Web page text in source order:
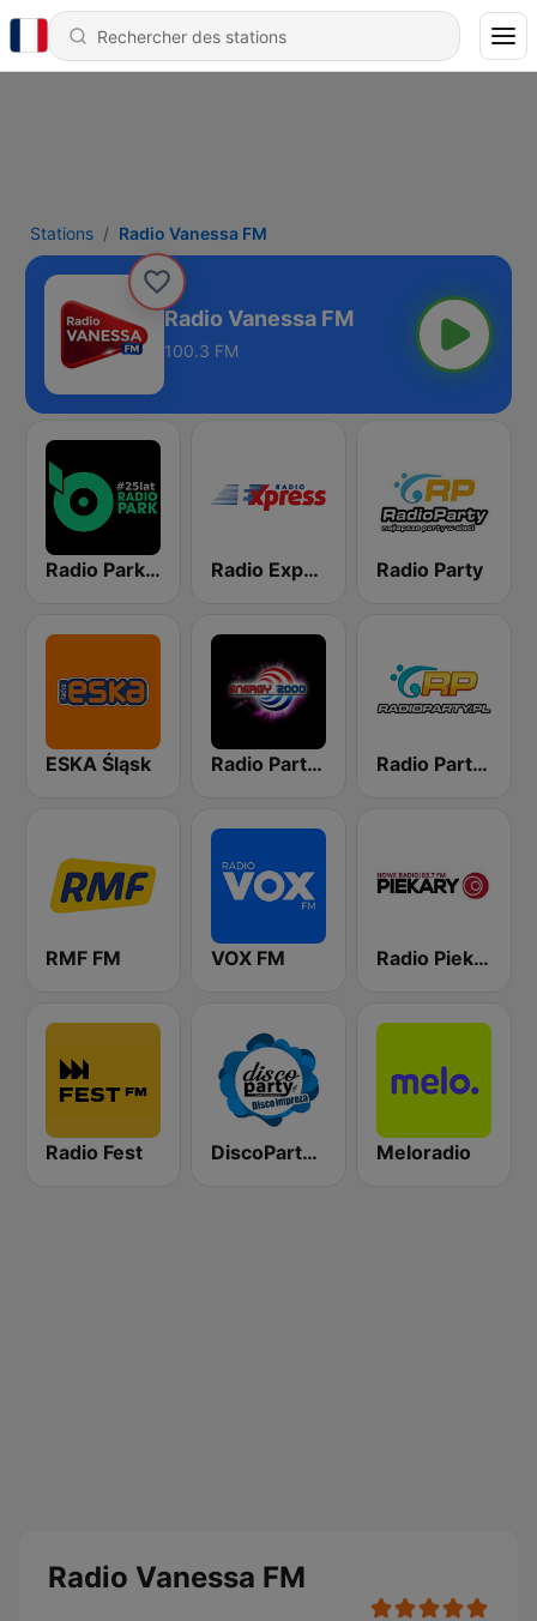
Stations Radio Vanessa FM
Radio Vanessa FM
100.3 FM
Radio Park FM 93.9 Radio Express Radio Party
ESKA Śląsk Radio Party - kanał Energy 2000 Radio Party - Kanał DjMixes
RMF FM VOX FM Radio Piekary
Radio Fest DiscoParty.pl - Disco Impreza Meloradio
Radio Vanessa FM